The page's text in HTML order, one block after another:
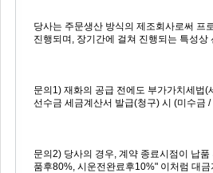
당사는 주문생산 방식의 제조회사로써 프
진행되며, 장기간에 걸쳐 진행되는 특성
문의1) 재화의 공급 전에도 부가가치세법
선수금 세금계산서 발급(청구) 시 (미수
문의2) 당사의 경우, 계약 종료시점이 납
품후80%, 시운전완료후10%" 이처럼 대